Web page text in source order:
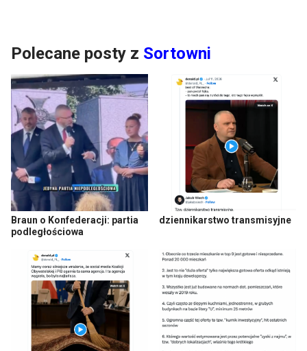
Polecane posty z Sortowni
Braun o Konfederacji: partia
podległościowa
dziennikarstwo transmisyjne